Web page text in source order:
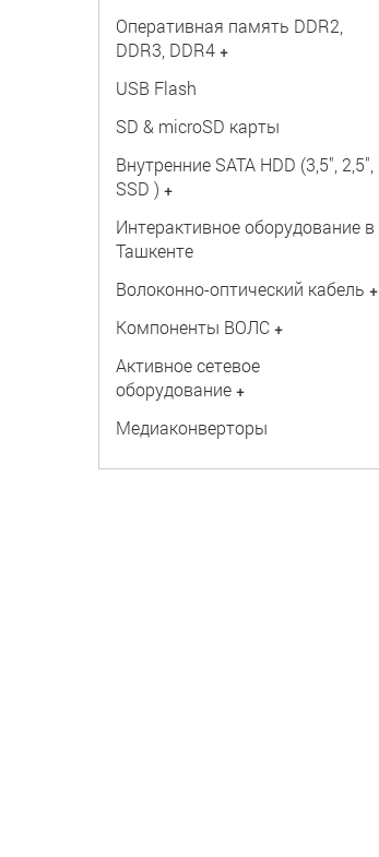
Оперативная память DDR2,
DDR3, DDR4 +
USB Flash
SD & microSD карты
Внутренние SATA HDD (3,5", 2,5",
SSD ) +
Интерактивное оборудование в
Ташкенте
Волоконно-оптический кабель +
Компоненты ВОЛС +
Активное сетевое
оборудование +
Медиаконверторы